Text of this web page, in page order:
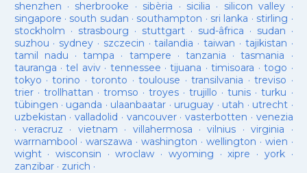
shenzhen · sherbrooke · sibèria · sicilia · silicon valley ·
singapore · south sudan · southampton · sri lanka · stirling ·
stockholm · strasbourg · stuttgart· sud-âfrica · sudan ·
suzhou · sydney · szczecin ·tailandia ·taiwan · tajikistan ·
tamil nadu ·tampa · tampere · tanzania ·tasmania ·
tauranga ·tel aviv· tennessee ·tijuana ·timisoara ·togo ·
tokyo ·torino ·toronto ·toulouse ·transilvania ·treviso ·
trier· trollhattan · tromso · troyes·trujillo ·tunis ·turku ·
tübingen · uganda · ulaanbaatar · uruguay · utah · utrecht ·
uzbekistan · valladolid · vancouver· vasterbotten · venezia
· veracruz · vietnam · villahermosa ·vilnius ·virginia ·
warrnambool ·warszawa ·washington · wellington · wien ·
wight· wisconsin ·wroclaw · wyoming ·xipre · york·
zanzibar· zurich ·